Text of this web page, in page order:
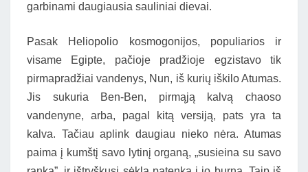
garbinami daugiausia sauliniai dievai.
Pasak Heliopolio kosmogonijos, populiarios ir
visame Egipte, pačioje pradžioje egzistavo tik
pirmapradžiai vandenys, Nun, iš kurių iškilo Atumas.
Jis sukuria Ben-Ben, pirmąją kalvą chaoso
vandenyne, arba, pagal kitą versiją, pats yra ta
kalva. Tačiau aplink daugiau nieko nėra. Atumas
paima į kumštį savo lytinį organą, „susieina su savo